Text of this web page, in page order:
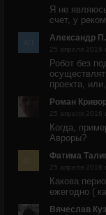
Я не
счет, у
Александр П.
25 апреля 2016
Робот без
проекта,
Роман
25 апреля 2016
Когда,
Авроры?
Фатима
25 апреля 2016
Какова
ежегодно (
Вячеслав